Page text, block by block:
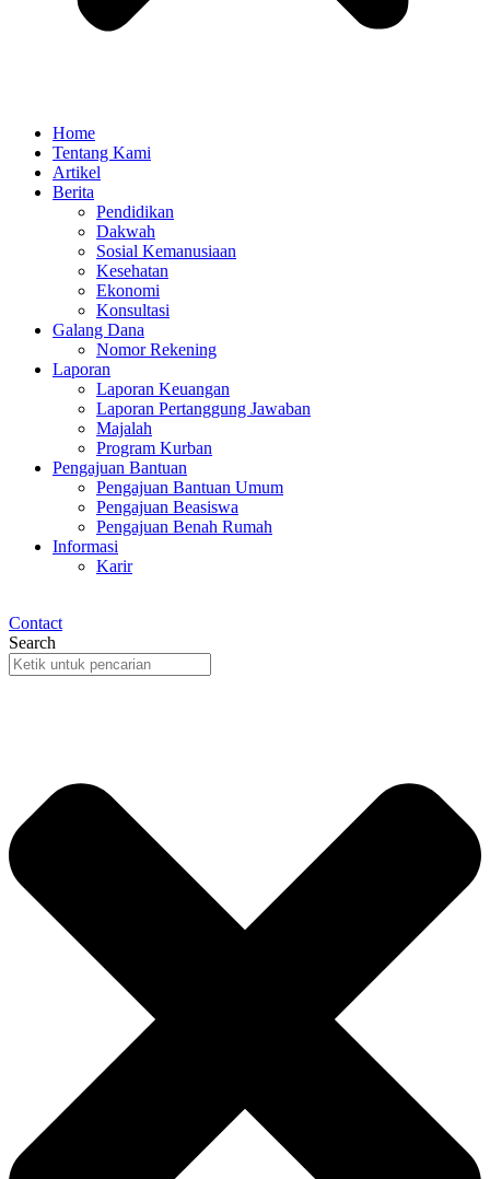
Home
Tentang Kami
Artikel
Berita
Pendidikan
Dakwah
Sosial Kemanusiaan
Kesehatan
Ekonomi
Konsultasi
Galang Dana
Nomor Rekening
Laporan
Laporan Keuangan
Laporan Pertanggung Jawaban
Majalah
Program Kurban
Pengajuan Bantuan
Pengajuan Bantuan Umum
Pengajuan Beasiswa
Pengajuan Benah Rumah
Informasi
Karir
Contact
Search